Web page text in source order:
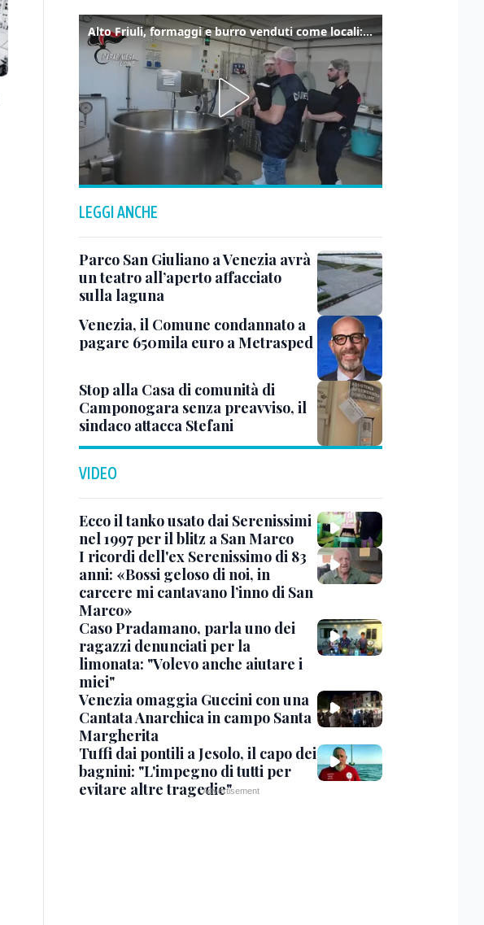
Alto Friuli, formaggi e burro venduti come locali: nei prodotti latte da fuori regione e dall’estero
LEGGI ANCHE
Parco San Giuliano a Venezia avrà
un teatro all’aperto affacciato
sulla laguna
Venezia, il Comune condannato a
pagare 650mila euro a Metrasped
Stop alla Casa di comunità di
Camponogara senza preavviso, il
sindaco attacca Stefani
VIDEO
Ecco il tanko usato dai Serenissimi
nel 1997 per il blitz a San Marco
I ricordi dell'ex Serenissimo di 83
anni: «Bossi geloso di noi, in
carcere mi cantavano l’inno di San
Marco»
Caso Pradamano, parla uno dei
ragazzi denunciati per la
limonata: "Volevo anche aiutare i
miei"
Venezia omaggia Guccini con una
Cantata Anarchica in campo Santa
Margherita
Tuffi dai pontili a Jesolo, il capo dei
bagnini: "L'impegno di tutti per
evitare altre tragedie"